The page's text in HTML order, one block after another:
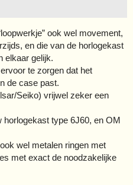
ook wel movement,
en die van de horlogekast
elkaar gelijk.
te zorgen dat het
de case past.
Seiko) vrijwel zeker een
type 6J60, en OM
wel metalen ringen met
met exact de noodzakelijke